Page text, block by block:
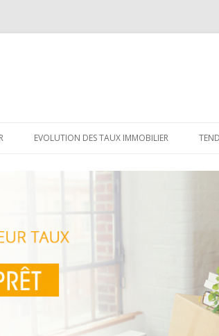
au
EVOLUTION DES TAUX IMMOBILIER